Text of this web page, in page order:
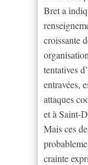
Bret a
croissante
tentatives
entravées,
attaques
et à Saint-
Mais ces
crainte